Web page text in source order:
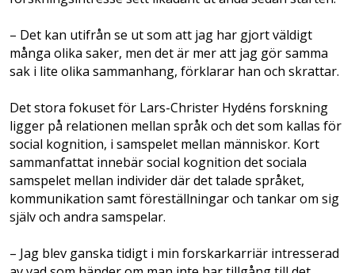
– Det kan utifrån se ut som att jag har gjort väldigt
många olika saker, men det är mer att jag gör samma
sak i lite olika sammanhang, förklarar han och skrattar.
Det stora fokuset för Lars-Christer Hydéns forskning
ligger på relationen mellan språk och det som kallas för
social kognition, i samspelet mellan människor. Kort
sammanfattat innebär social kognition det sociala
samspelet mellan individer där det talade språket,
kommunikation samt föreställningar och tankar om sig
själv och andra samspelar.
– Jag blev ganska tidigt i min forskarkarriär intresserad